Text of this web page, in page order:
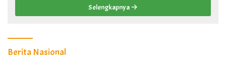
Selengkapnya
Berita Nasional